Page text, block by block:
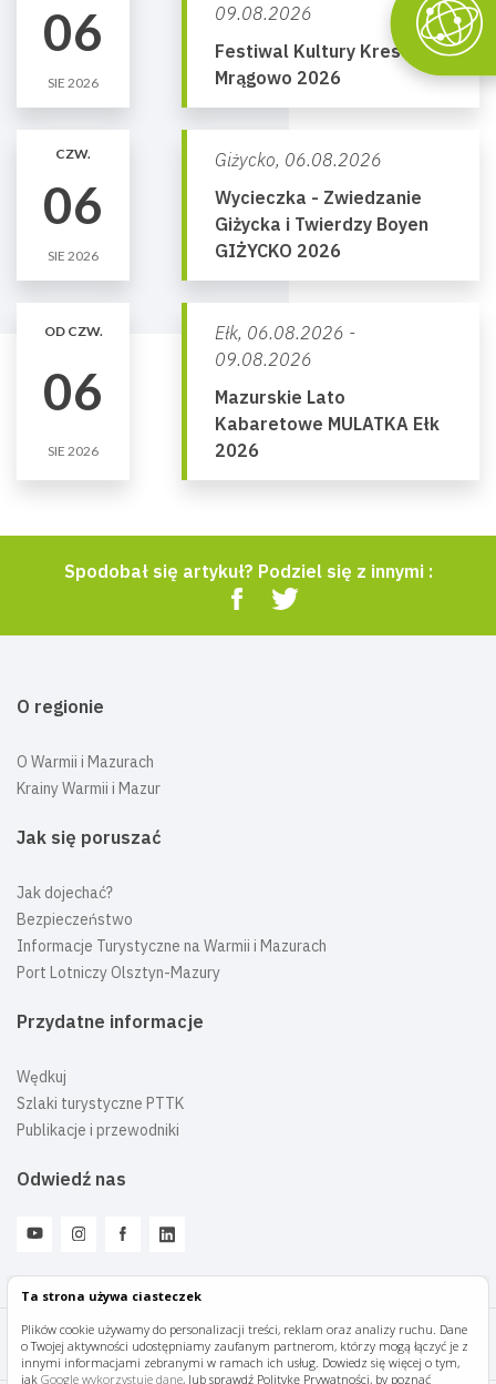
Ta strona używa ciasteczek
Plików cookie używamy do personalizacji treści, reklam oraz analizy ruchu. Dane
o Twojej aktywności udostępniamy zaufanym partnerom, którzy mogą łączyć je z
innymi informacjami zebranymi w ramach ich usług. Dowiedz się więcej o tym,
jak Google wykorzystuje dane, lub sprawdź Politykę Prywatności, by poznać
06
SIE 2026
09.08.2026
Festiwal Kultury Kresowej
Mrągowo 2026
CZW.
06
SIE 2026
Giżycko, 06.08.2026
Wycieczka - Zwiedzanie
Giżycka i Twierdzy Boyen
GIŻYCKO 2026
OD CZW.
06
SIE 2026
Ełk, 06.08.2026 -
09.08.2026
Mazurskie Lato
Kabaretowe MULATKA Ełk
2026
Spodobał się artykuł? Podziel się z innymi :
O regionie
O Warmii i Mazurach
Krainy Warmii i Mazur
Jak się poruszać
Jak dojechać?
Bezpieczeństwo
Informacje Turystyczne na Warmii i Mazurach
Port Lotniczy Olsztyn-Mazury
Przydatne informacje
Wędkuj
Szlaki turystyczne PTTK
Publikacje i przewodniki
Odwiedź nas
Mazury Travel © 2026